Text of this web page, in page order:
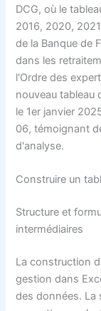
DCG, où le
2016, 2020,
de la Banque de
dans les
l'Ordre des
nouveau tableau
le 1er janvier
06, témoignant
d'analyse.
Construire un
Structure et
intermédiaires
La construction
gestion dans
des données. La